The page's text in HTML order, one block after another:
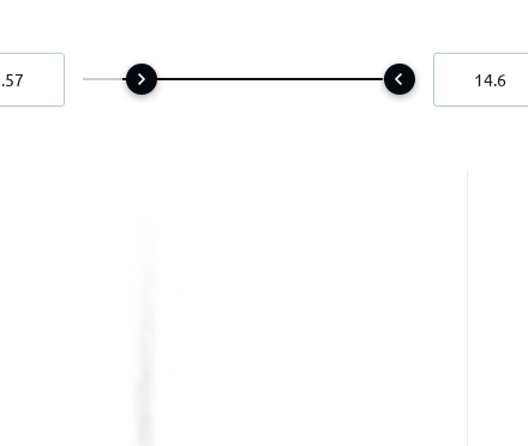
z prírodného kameňa 7,7 cm,